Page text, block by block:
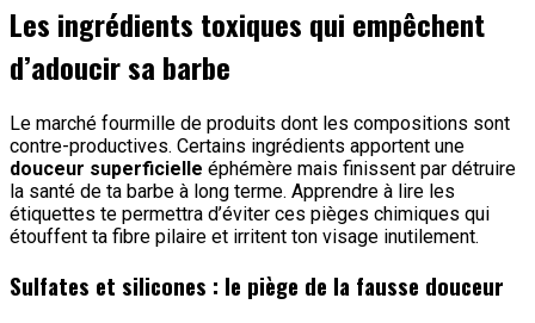
Les ingrédients toxiques qui empêchent
d’adoucir sa barbe
Le marché fourmille de produits dont les compositions sont
contre-productives. Certains ingrédients apportent une
douceur superficielle éphémère mais finissent par détruire
la santé de ta barbe à long terme. Apprendre à lire les
étiquettes te permettra d’éviter ces pièges chimiques qui
étouffent ta fibre pilaire et irritent ton visage inutilement.
Sulfates et silicones : le piège de la fausse douceur